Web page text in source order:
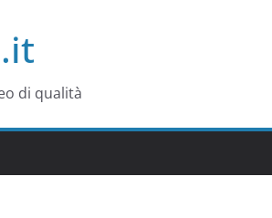
di qualità